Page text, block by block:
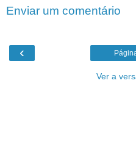
Enviar um comentário
‹
Ver a